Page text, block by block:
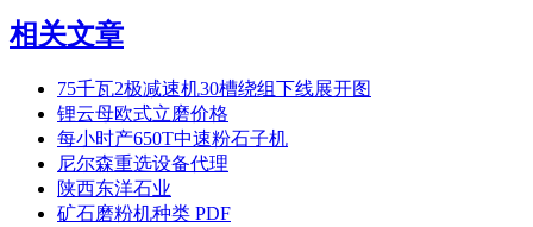
相关文章
75千瓦2极减速机30槽绕组下线展开图
锂云母欧式立磨价格
每小时产650T中速粉石子机
尼尔森重选设备代理
陕西东洋石业
矿石磨粉机种类 PDF